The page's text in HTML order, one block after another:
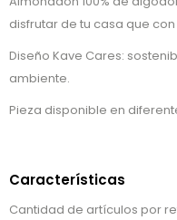
disfrutar de tu casa que
Diseño Kave Cares:
ambiente.
Pieza disponible en
Características
Cantidad de artículos por